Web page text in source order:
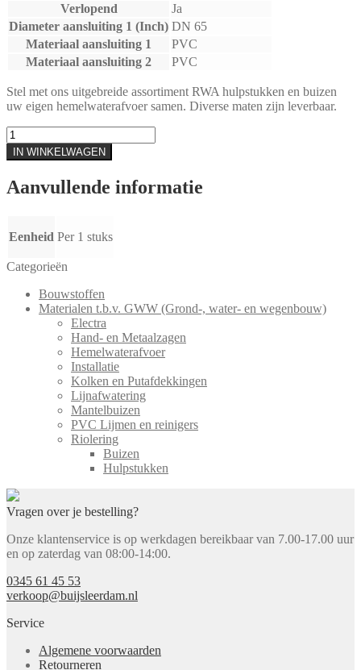
Verlopend
Ja
Diameter aansluiting 1 (Inch) DN 65
Materiaal aansluiting 1
PVC
Materiaal aansluiting 2
PVC
Stel met ons uitgebreide assortiment RWA hulpstukken en buizen
uw eigen hemelwaterafvoer samen. Diverse maten zijn leverbaar.
WAVIN
PVC
HWA
70MM
SP.
aantal
IN WINKELWAGEN
Aanvullende informatie
Eenheid Per 1 stuks
Categorieën
Bouwstoffen
Materialen t.b.v. GWW (Grond-, water- en wegenbouw)
Electra
Hand- en Metaalzagen
Hemelwaterafvoer
Installatie
Kolken en Putafdekkingen
Lijnafwatering
Mantelbuizen
PVC Lijmen en reinigers
Riolering
Buizen
Hulpstukken
Vragen over je bestelling?
Onze klantenservice is op werkdagen bereikbaar van 7.00-17.00 uur
en op zaterdag van 08:00-14:00.
0345 61 45 53
verkoop@buijsleerdam.nl
Service
Algemene voorwaarden
Retourneren